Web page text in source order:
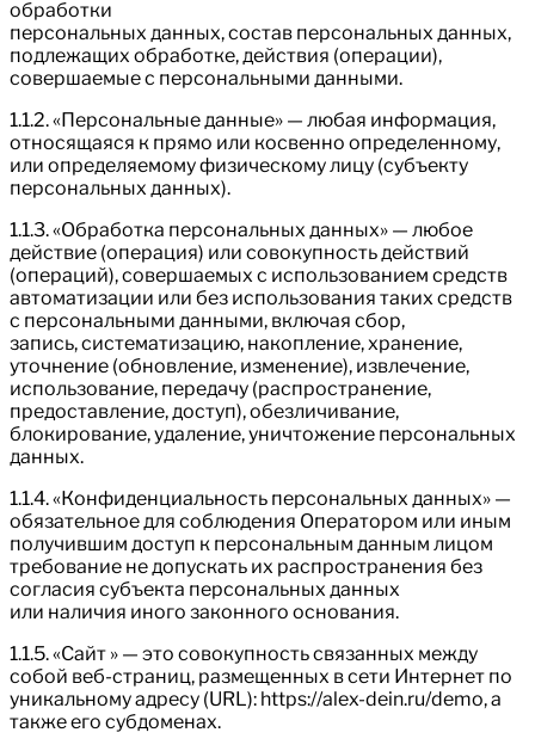
обработки
персональных данных, состав персональных данных,
подлежащих обработке, действия (операции),
совершаемые с персональными данными.
1.1.2. «Персональные данные» — любая информация,
относящаяся к прямо или косвенно определенному,
или определяемому физическому лицу (субъекту
персональных данных).
1.1.3. «Обработка персональных данных» — любое
действие (операция) или совокупность действий
(операций), совершаемых с использованием средств
автоматизации или без использования таких средств
с персональными данными, включая сбор,
запись, систематизацию, накопление, хранение,
уточнение (обновление, изменение), извлечение,
использование, передачу (распространение,
предоставление, доступ), обезличивание,
блокирование, удаление, уничтожение персональных
данных.
1.1.4. «Конфиденциальность персональных данных» —
обязательное для соблюдения Оператором или иным
получившим доступ к персональным данным лицом
требование не допускать их распространения без
согласия субъекта персональных данных
или наличия иного законного основания.
1.1.5. «Сайт » — это совокупность связанных между
собой веб-страниц, размещенных в сети Интернет по
уникальному адресу (URL): https://alex-dein.ru/demo, а
также его субдоменах.